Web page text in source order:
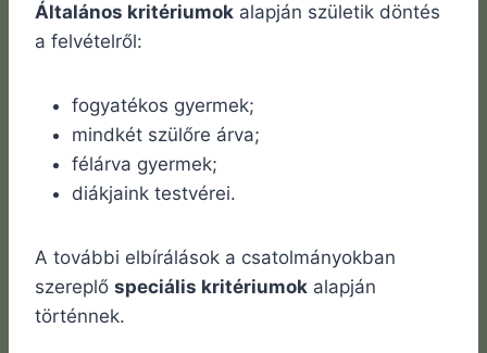
Általános kritériumok alapján születik döntés
a felvételről:
fogyatékos gyermek;
mindkét szülőre árva;
félárva gyermek;
diákjaink testvérei.
A további elbírálások a csatolmányokban
szereplő speciális kritériumok alapján
történnek.